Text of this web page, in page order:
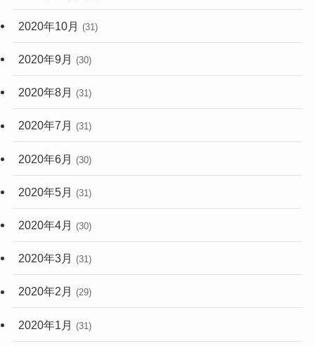
2020年10月 (31)
2020年9月 (30)
2020年8月 (31)
2020年7月 (31)
2020年6月 (30)
2020年5月 (31)
2020年4月 (30)
2020年3月 (31)
2020年2月 (29)
2020年1月 (31)